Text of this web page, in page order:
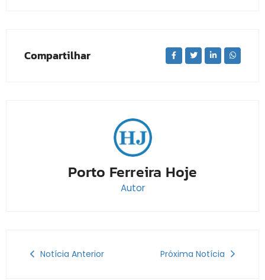
Compartilhar
Porto Ferreira Hoje
Autor
Notícia Anterior Próxima Notícia